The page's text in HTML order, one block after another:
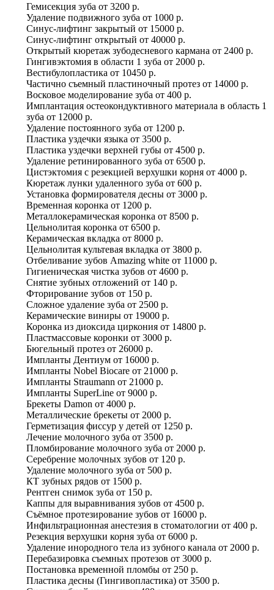
Гемисекция зуба от 3200 р.
Удаление подвижного зуба от 1000 р.
Синус-лифтинг закрытый от 15000 р.
Синус-лифтинг открытый от 40000 р.
Открытый кюретаж зубодесневого кармана от 2400 р.
Гингивэктомия в области 1 зуба от 2000 р.
Вестибулопластика от 10450 р.
Частично съемный пластиночный протез от 14000 р.
Восковое моделирование зуба от 400 р.
Имплантация остеокондуктивного материала в область 1
зуба от 12000 р.
Удаление постоянного зуба от 1200 р.
Пластика уздечки языка от 3500 р.
Пластика уздечки верхней губы от 4500 р.
Удаление ретинированного зуба от 6500 р.
Цистэктомия с резекцией верхушки корня от 4000 р.
Кюретаж лунки удаленного зуба от 600 р.
Установка формирователя десны от 3000 р.
Временная коронка от 1200 р.
Металлокерамическая коронка от 8500 р.
Цельнолитая коронка от 6500 р.
Керамическая вкладка от 8000 р.
Цельнолитая культевая вкладка от 3800 р.
Отбеливание зубов Amazing white от 11000 р.
Гигиеническая чистка зубов от 4600 р.
Снятие зубных отложений от 140 р.
Фторирование зубов от 150 р.
Сложное удаление зуба от 2500 р.
Керамические виниры от 19000 р.
Коронка из диоксида циркония от 14800 р.
Пластмассовые коронки от 3000 р.
Бюгельный протез от 26000 р.
Импланты Дентиум от 16000 р.
Импланты Nobel Biocare от 21000 р.
Импланты Straumann от 21000 р.
Импланты SuperLine от 9000 р.
Брекеты Damon от 4000 р.
Металлические брекеты от 2000 р.
Герметизация фиссур у детей от 1250 р.
Лечение молочного зуба от 3500 р.
Пломбирование молочного зуба от 2000 р.
Серебрение молочных зубов от 120 р.
Удаление молочного зуба от 500 р.
КТ зубных рядов от 1500 р.
Рентген снимок зуба от 150 р.
Каппы для выравнивания зубов от 4500 р.
Съёмное протезирование зубов от 16000 р.
Инфильтрационная анестезия в стоматологии от 400 р.
Резекция верхушки корня зуба от 6000 р.
Удаление инородного тела из зубного канала от 2000 р.
Перебазировка съемных протезов от 3000 р.
Постановка временной пломбы от 250 р.
Пластика десны (Гингивопластика) от 3500 р.